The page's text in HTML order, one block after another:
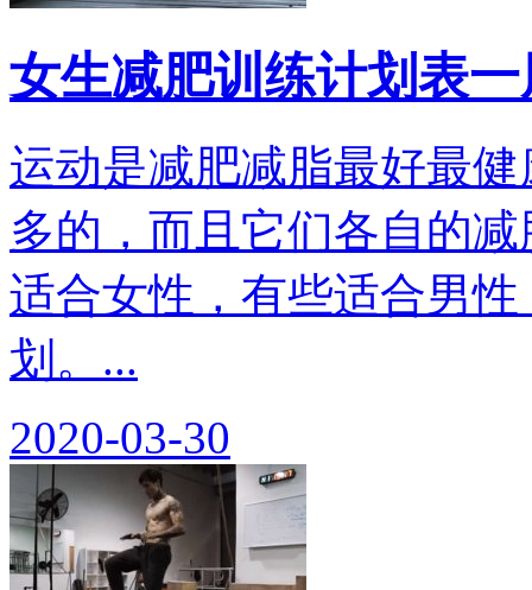
女生减肥训练计划表
运动是减肥减脂最好最
多的，而且它们各自的
适合女性，有些适合男
划。...
2020-03-30